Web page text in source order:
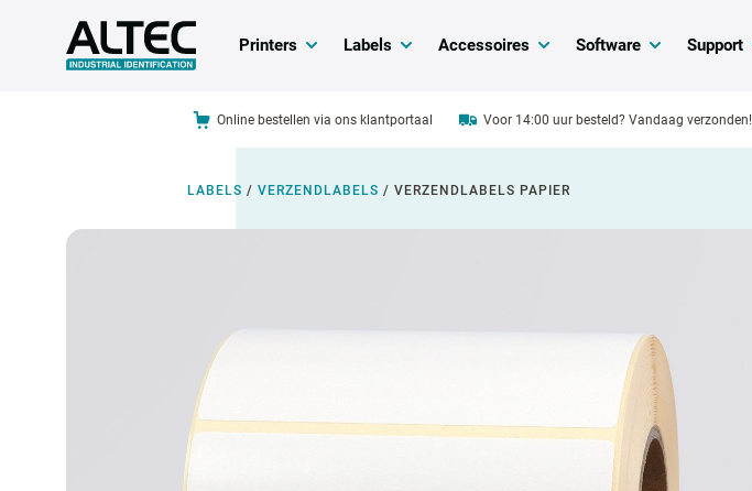
Printers Labels Accessoires Software Support
Online bestellen via ons klantportaal Voor 14:00 uur besteld? Vandaag verzonden!
LABELS / VERZENDLABELS / VERZENDLABELS PAPIER